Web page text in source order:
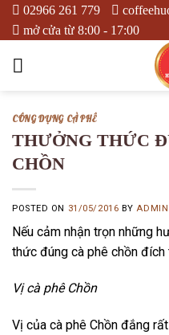
Skip02966 261 779
mở cửa từ 8:00 - 17:00
CÔNG DỤNG CÀ PHÊ
THƯỞNG THỨC
CHỒN
POSTED ON 31/05/2016 BY ADMIN
Nếu cảm nhận trọn những
thức đúng cà phê chồn đích
Vị cà phê Chồn
Vị của cà phê Chồn đắng